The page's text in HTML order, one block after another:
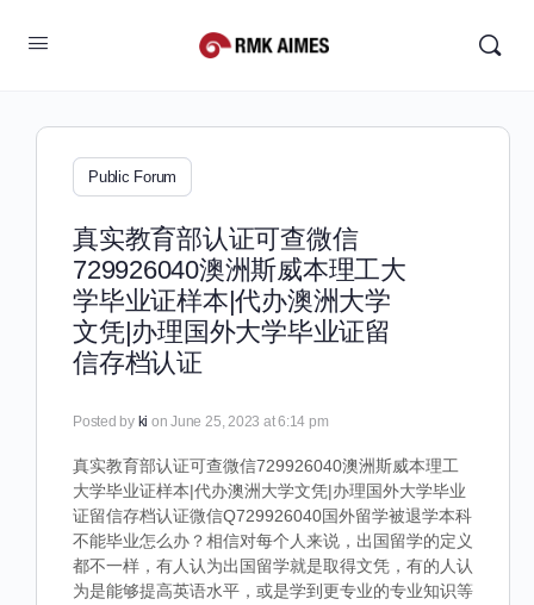
Public Forum
真实教育部认证可查微信
729926040澳洲斯威本理工大
学毕业证样本|代办澳洲大学
文凭|办理国外大学毕业证留
信存档认证
Posted by ki on June 25, 2023 at 6:14 pm
真实教育部认证可查微信729926040澳洲斯威本理工
大学毕业证样本|代办澳洲大学文凭|办理国外大学毕业
证留信存档认证微信Q729926040国外留学被退学本科
不能毕业怎么办？相信对每个人来说，出国留学的定义
都不一样，有人认为出国留学就是取得文凭，有的人认
为是能够提高英语水平，或是学到更专业的专业知识等